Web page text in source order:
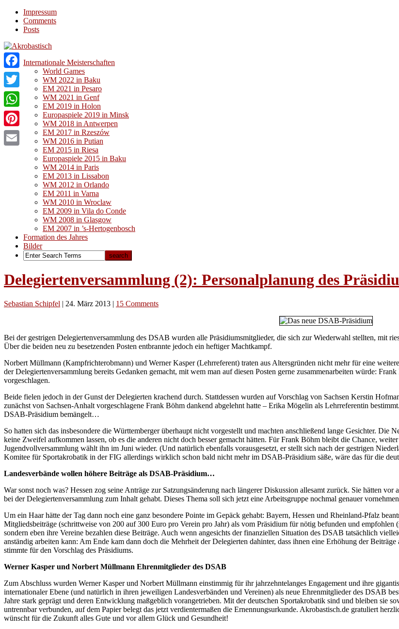
Impressum
Comments
Posts
Internationale Meisterschaften
World Games
WM 2022 in Baku
EM 2021 in Pesaro
WM 2021 in Genf
EM 2019 in Holon
Europaspiele 2019 in Minsk
WM 2018 in Antwerpen
EM 2017 in Rzeszów
WM 2016 in Putian
EM 2015 in Riesa
Europaspiele 2015 in Baku
WM 2014 in Paris
EM 2013 in Lissabon
WM 2012 in Orlando
EM 2011 in Varna
WM 2010 in Wroclaw
EM 2009 in Vila do Conde
WM 2008 in Glasgow
EM 2007 in ’s-Hertogenbosch
Formation des Jahres
Bilder
Delegiertenversammlung (2): Personalplanung des
Sebastian Schipfel | 24. März 2013 | 15 Comments
Bei der gestrigen Delegiertenversammlung des DSAB wurden alle Präsidiumsmitglieder, die sich zur Wiederwahl stellten, mit
Über die beiden neu zu besetzenden Posten entbrannte jedoch ein heftiger Machtkampf.
Norbert Müllmann (Kampfrichterobmann) und Werner Kasper (Lehrreferent) traten aus Altersgründen nicht mehr für eine
der Delegiertenversammlung bereits Gedanken gemacht, mit wem man auf diesen Posten gerne zusammenarbeiten würde:
vorgeschlagen.
Beide fielen jedoch in der Gunst der Delegierten krachend durch. Stattdessen wurden auf Vorschlag von Sachsen Kerstin
zunächst von Sachsen-Anhalt vorgeschlagene Frank Böhm dankend abgelehnt hatte – Erika Mögelin als Lehrreferentin
DSAB-Präsidium bemängelt…
So hatten sich das insbesondere die Württemberger überhaupt nicht vorgestellt und machten anschließend lange Gesichter. Die
keine Zweifel aufkommen lassen, ob es die anderen nicht doch besser gemacht hätten. Für Frank Böhm bleibt die Chance,
Jugendvollversammlung wählt ihn im Juni wieder. (Und natürlich ebenfalls vorausgesetzt, er stellt sich nach der gestrigen
Komitee für Sportakrobatik in der FIG allerdings wirklich schon bald nicht mehr im DSAB-Präsidium säße, wäre das für die
Landesverbände wollen höhere Beiträge als DSAB-Präsidium…
War sonst noch was? Hessen zog seine Anträge zur Satzungsänderung nach längerer Diskussion allesamt zurück. Sie hätten
bei der Delegiertenversammlung zum Inhalt gehabt. Dieses Thema soll sich jetzt eine Arbeitsgruppe nochmal genauer
Um ein Haar hätte der Tag dann noch eine ganz besondere Pointe im Gepäck gehabt: Bayern, Hessen und Rheinland-Pfalz
Mitgliedsbeiträge (schrittweise von 200 auf 300 Euro pro Verein pro Jahr) als vom Präsidium für nötig befunden und
sondern eben ihre Vereine bezahlen diese Beiträge. Auch wenn angesichts der finanziellen Situation des DSAB tatsächlich
anständig arbeiten kann: Am Ende kam dann doch die Mehrheit der Delegierten dahinter, dass ihnen eine Erhöhung der
stimmte für den Vorschlag des Präsidiums.
Werner Kasper und Norbert Müllmann Ehrenmitglieder des DSAB
Zum Abschluss wurden Werner Kasper und Norbert Müllmann einstimmig für ihr jahrzehntelanges Engagement und ihre
internationaler Ebene (und natürlich in ihren jeweiligen Landesverbänden und Vereinen) als neue Ehrenmitglieder des DSAB
Jahre stark geprägt und deren Entwicklung maßgeblich vorangetrieben. Mit der deutschen Sportakrobatik sind und bleiben sie
untrennbar verbunden, auf dem Papier belegt das jetzt verdientermaßen die Ernennungsurkunde. Akrobastisch.de gratuliert
wünscht für die Zukunft alles Gute und vor allem Glück und Gesundheit!
Facebook
Twitter
WhatsApp
Pinterest